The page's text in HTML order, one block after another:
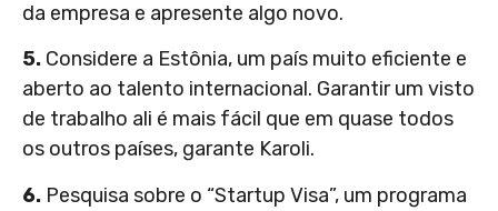
da empresa e apresente algo novo.
5. Considere a Estônia, um país muito eficiente e
aberto ao talento internacional. Garantir um visto
de trabalho ali é mais fácil que em quase todos
os outros países, garante Karoli.
6. Pesquisa sobre o “Startup Visa”, um programa